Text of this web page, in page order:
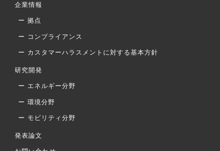
企業情報
拠点
コンプライアンス
カスタマーハラスメントに対する基本方針
研究開発
エネルギー分野
環境分野
モビリティ分野
発表論文